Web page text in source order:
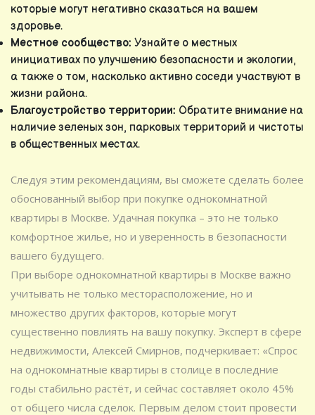
которые могут негативно сказаться на вашем
здоровье.
Местное сообщество: Узнайте о местных
инициативах по улучшению безопасности и экологии,
а также о том, насколько активно соседи участвуют в
жизни района.
Благоустройство территории: Обратите внимание на
наличие зеленых зон, парковых территорий и чистоты
в общественных местах.
Следуя этим рекомендациям, вы сможете сделать более
обоснованный выбор при покупке однокомнатной
квартиры в Москве. Удачная покупка – это не только
комфортное жилье, но и уверенность в безопасности
вашего будущего.
При выборе однокомнатной квартиры в Москве важно
учитывать не только месторасположение, но и
множество других факторов, которые могут
существенно повлиять на вашу покупку. Эксперт в сфере
недвижимости, Алексей Смирнов, подчеркивает: «Спрос
на однокомнатные квартиры в столице в последние
годы стабильно растёт, и сейчас составляет около 45%
от общего числа сделок. Первым делом стоит провести